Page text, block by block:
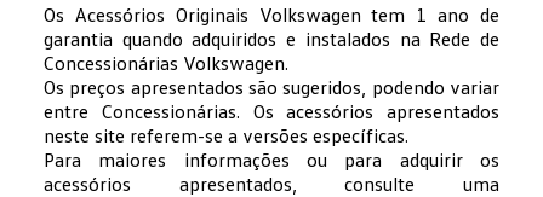
Os Acessórios Originais Volkswagen tem 1 ano de
garantia quando adquiridos e instalados na Rede de
Concessionárias Volkswagen.
Os preços apresentados são sugeridos, podendo variar
entre Concessionárias. Os acessórios apresentados
neste site referem-se a versões específicas.
Para maiores informações ou para adquirir os
acessórios apresentados, consulte uma